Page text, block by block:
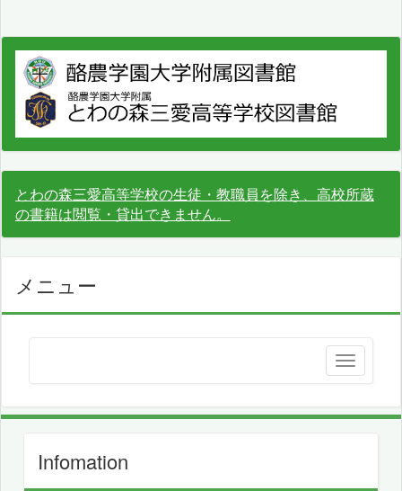
とわの森三愛高等学校の生徒・教職員を除き、高校所蔵
の書籍は閲覧・貸出できません。
メニュー
Infomation